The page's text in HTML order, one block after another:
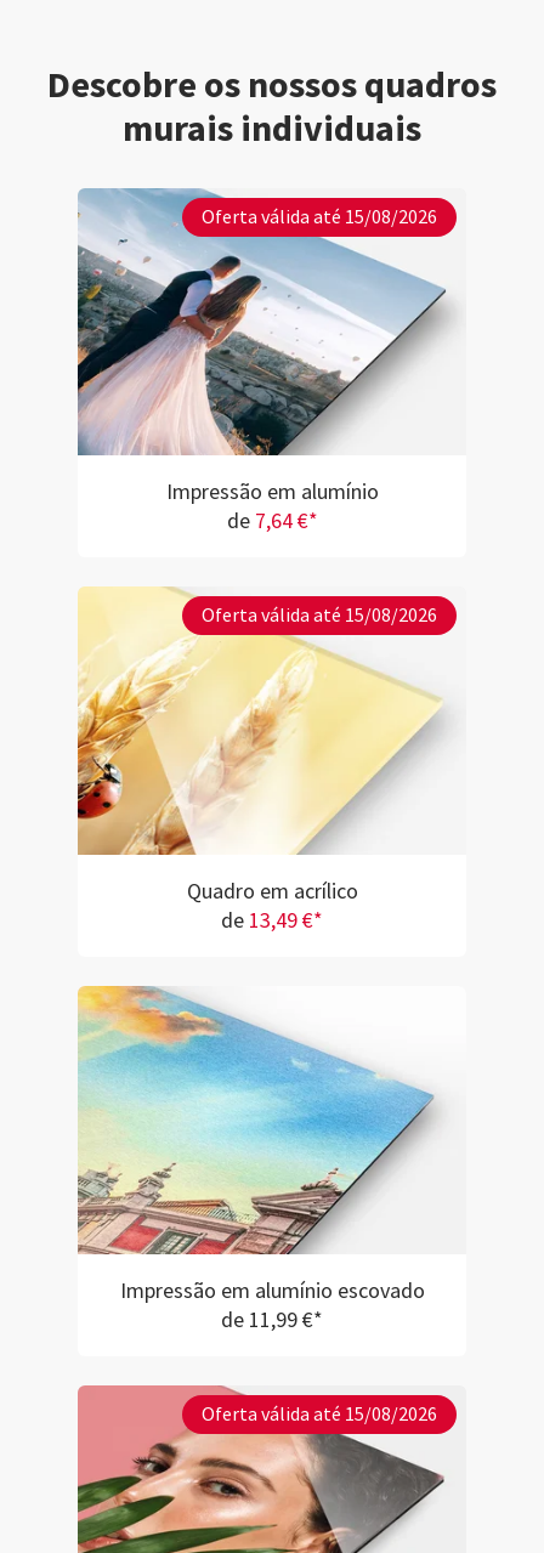
Descobre os nossos quadros
murais individuais
Oferta válida até 15/08/2026
Impressão em alumínio
de 7,64 €*
Oferta válida até 15/08/2026
Quadro em acrílico
de 13,49 €*
Impressão em alumínio escovado
de 11,99 €*
Oferta válida até 15/08/2026